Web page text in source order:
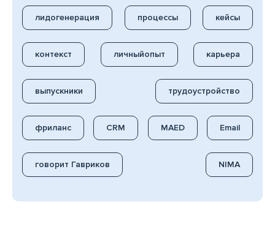
лидогенерация процессы кейсы
контекст личныйопыт карьера
выпускники трудоустройство
фриланс CRM MAED Email
говорит Гавриков NIMA